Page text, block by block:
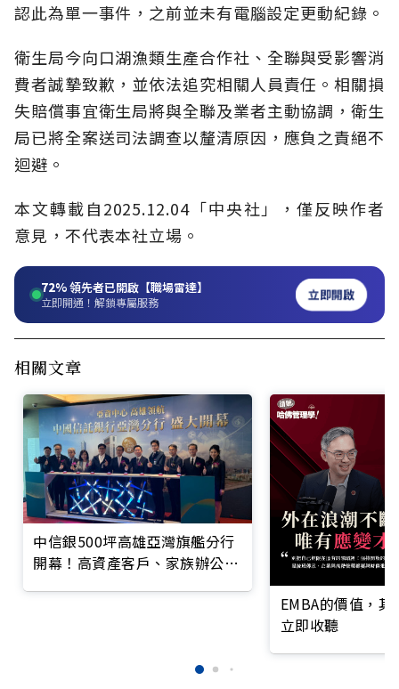
認此為單一事件，之前並未有電腦設定更動紀錄。
衛生局今向口湖漁類生產合作社、全聯與受影響消
費者誠摯致歉，並依法追究相關人員責任。相關損
失賠償事宜衛生局將與全聯及業者主動協調，衛生
局已將全案送司法調查以釐清原因，應負之責絕不
迴避。
本文轉載自2025.12.04「中央社」，僅反映作者
意見，不代表本社立場。
72%領先者已開啟【職場雷達】
立即開通！解鎖專屬服務 立即開啟
相關文章
中信銀500坪高雄亞灣旗艦分行
開幕！高資產客戶、家族辦公室
EMBA的價值，
立即收聽